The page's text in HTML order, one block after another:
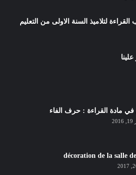
لتلاميذ السنة الاولى من التعليم
في مادة القراءة : حرف الفاء
décoration de la salle